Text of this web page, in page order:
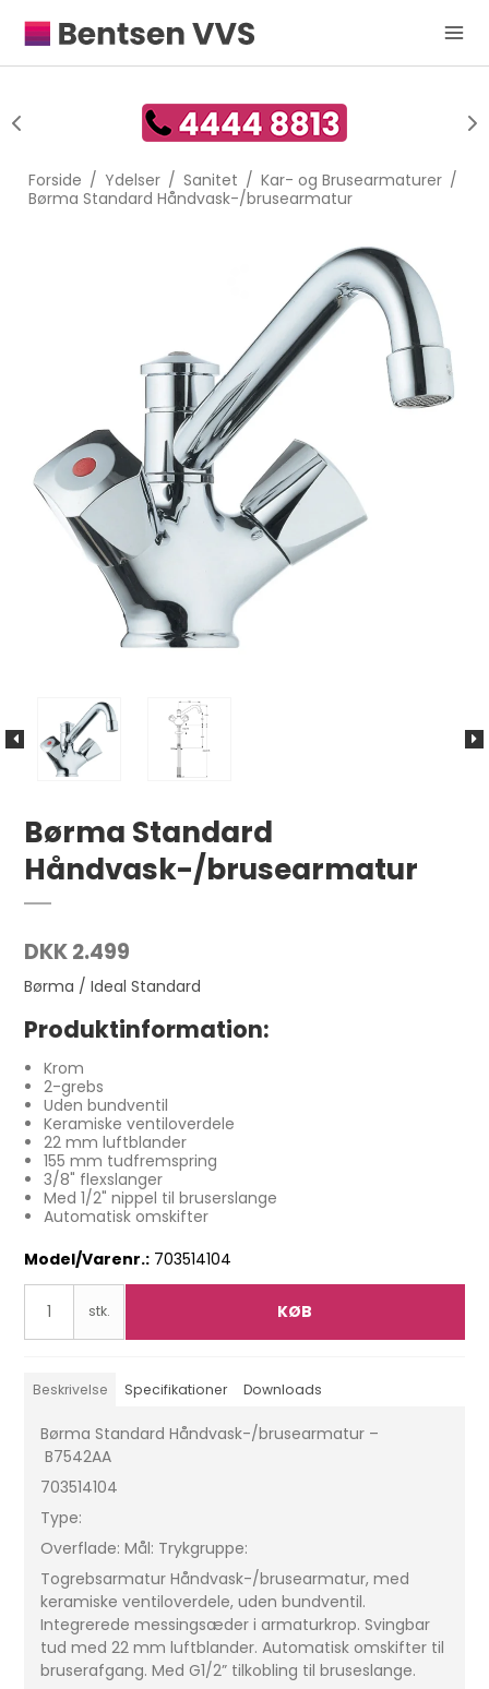
Forside / Ydelser / Sanitet / Kar- og Brusearmaturer /
Børma Standard Håndvask-/brusearmatur
Børma Standard
Håndvask-/brusearmatur
DKK 2.499
Børma / Ideal Standard
Produktinformation:
Krom
2-grebs
Uden bundventil
Keramiske ventiloverdele
22 mm luftblander
155 mm tudfremspring
3/8" flexslanger
Med 1/2" nippel til bruserslange
Automatisk omskifter
Model/Varenr.: 703514104
stk. KØB
Beskrivelse Specifikationer Downloads
Børma Standard Håndvask-/brusearmatur –
B7542AA
703514104
Type:
Overflade: Mål: Trykgruppe:
Togrebsarmatur Håndvask-/brusearmatur, med
keramiske ventiloverdele, uden bundventil.
Integrerede messingsæder i armaturkrop. Svingbar
tud med 22 mm luftblander. Automatisk omskifter til
bruserafgang. Med G1/2” tilkobling til bruseslange.